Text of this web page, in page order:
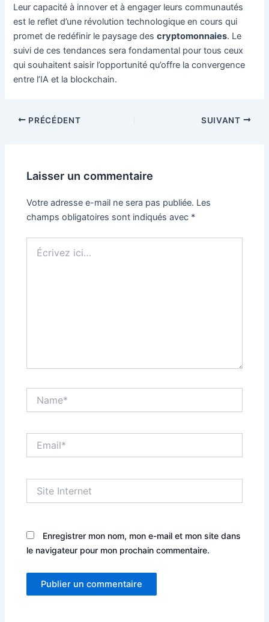
Leur capacité à innover et à engager leurs communautés
est le reflet d’une révolution technologique en cours qui
promet de redéfinir le paysage descryptomonnaies. Le
suivi de ces tendances sera fondamental pour tous ceux
qui souhaitent saisir l’opportunité qu’offre la convergence
entre l’IA et la blockchain.
NavigationPRÉCÉDENT SUIVANT
Laisser un commentaire
Votre adresse e-mail ne sera pas publiée. Les
champs obligatoires sont indiqués avec *
ici…
Internet
Enregistrer mon nom, mon e-mail et mon site dans
le navigateur pour mon prochain commentaire.